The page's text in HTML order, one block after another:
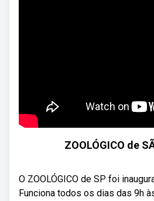
ZOOLÓGICO de
O ZOOLÓGICO de SP foi
Funciona todos os dias das 9h